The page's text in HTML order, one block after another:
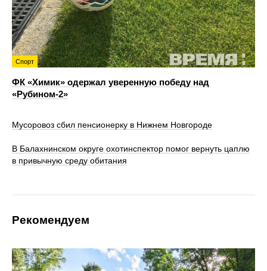
Спорт
ФК «Химик» одержал уверенную победу над
«Рубином‑2»
Мусоровоз сбил пенсионерку в Нижнем Новгороде
В Балахнинском округе охотинспектор помог вернуть цаплю
в привычную среду обитания
Рекомендуем